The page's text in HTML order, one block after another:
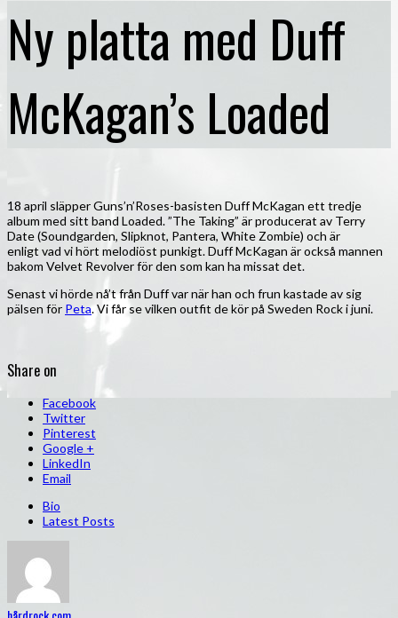
Ny platta med Duff
McKagan’s Loaded
18 april släpper Guns’n’Roses-basisten Duff McKagan ett tredje
album med sitt band Loaded. ”The Taking” är producerat av Terry
Date (Soundgarden, Slipknot, Pantera, White Zombie) och är
enligt vad vi hört melodiöst punkigt. Duff McKagan är också mannen
bakom Velvet Revolver för den som kan ha missat det.
Senast vi hörde nå’t från Duff var när han och frun kastade av sig
pälsen för Peta. Vi får se vilken outfit de kör på Sweden Rock i juni.
Share on
Facebook
Twitter
Pinterest
Google +
LinkedIn
Email
Bio
Latest Posts